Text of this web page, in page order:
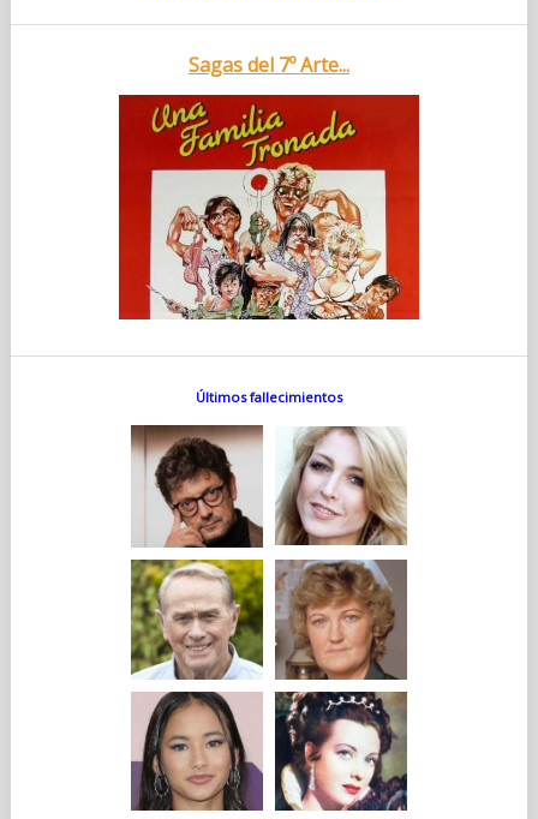
Sagas del 7º Arte...
Últimos fallecimientos